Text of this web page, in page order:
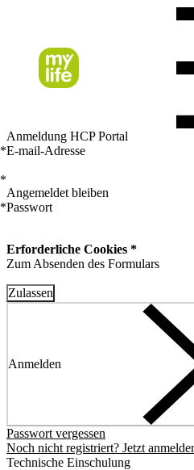
Anmeldung HCP Portal
*E-mail-Adresse
*
Angemeldet bleiben
*Passwort
Erforderliche Cookies *
Zum Absenden des Formulars
Zulassen
Anmelden
Passwort vergessen
Noch nicht registriert? Jetzt
Technische Einschulung